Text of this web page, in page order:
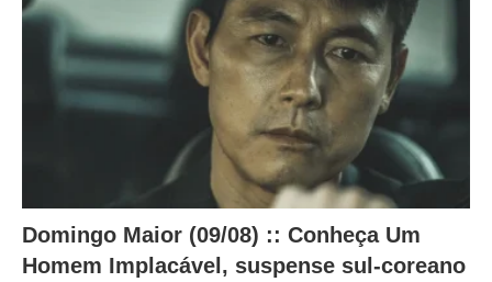
b
Domingo Maior (09/08) :: Conheça Um
Homem Implacável, suspense sul-coreano